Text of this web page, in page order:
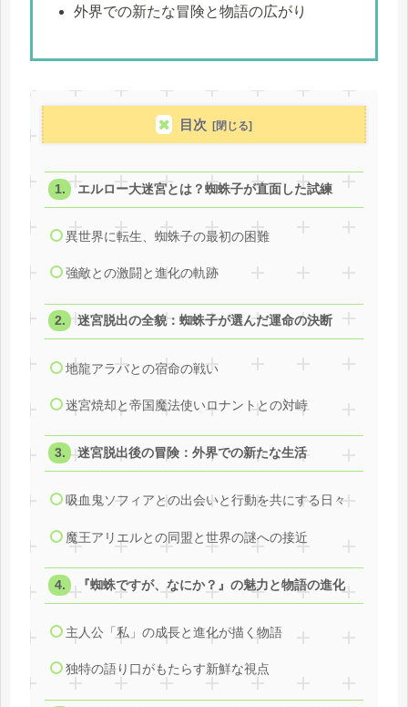
外界での新たな冒険と物語の広がり
目次
エルロー大迷宮とは？蜘蛛子が直面した試練
異世界に転生、蜘蛛子の最初の困難
強敵との激闘と進化の軌跡
迷宮脱出の全貌：蜘蛛子が選んだ運命の決断
地龍アラバとの宿命の戦い
迷宮焼却と帝国魔法使いロナントとの対峙
迷宮脱出後の冒険：外界での新たな生活
吸血鬼ソフィアとの出会いと行動を共にする日々
魔王アリエルとの同盟と世界の謎への接近
『蜘蛛ですが、なにか？』の魅力と物語の進化
主人公「私」の成長と進化が描く物語
独特の語り口がもたらす新鮮な視点